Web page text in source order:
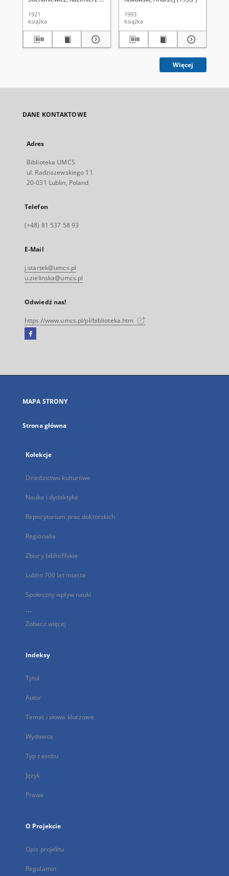
1921
książka
1993
książka
Więcej
DANE KONTAKTOWE
Adres
Biblioteka UMCS
ul. Radziszewskiego 11
20-031 Lublin, Poland
Telefon
(+48) 81 537 58 93
E-Mail
j.startek@umcs.pl
u.zielinska@umcs.pl
Odwiedź nas!
https://www.umcs.pl/pl/biblioteka.htm
Facebook
się
karcie
MAPA STRONY
Strona główna
Kolekcje
Dziedzictwo kulturowe
Nauka i dydaktyka
Repozytorium prac doktorskich
Regionalia
Zbiory bibliofilskie
Lublin 700 lat miasta
Społeczny wpływ nauki
...
Zobacz więcej
Indeksy
Tytuł
Autor
Temat i słowa kluczowe
Wydawca
Typ zasobu
Język
Prawa
O Projekcie
Opis projektu
Regulamin